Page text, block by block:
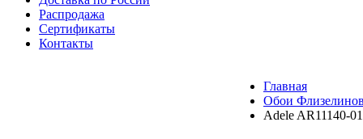
Распродажа
Сертификаты
Контакты
Главная
Обои
Adele AR11140-01